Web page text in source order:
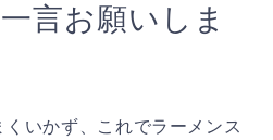
言お願いしま
いかず、これでラーメンス